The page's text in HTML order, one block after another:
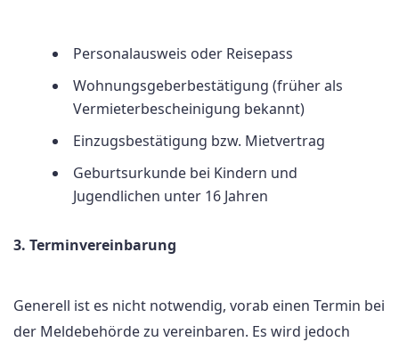
Personalausweis oder Reisepass
Wohnungsgeberbestätigung (früher als
Vermieterbescheinigung bekannt)
Einzugsbestätigung bzw. Mietvertrag
Geburtsurkunde bei Kindern und
Jugendlichen unter 16 Jahren
3. Terminvereinbarung
Generell ist es nicht notwendig, vorab einen Termin bei
der Meldebehörde zu vereinbaren. Es wird jedoch